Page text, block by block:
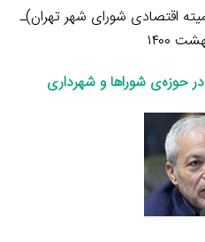
اقتصادی شورای شهر تهران)ـ
حوزه‌ی شوراها و شهرداری